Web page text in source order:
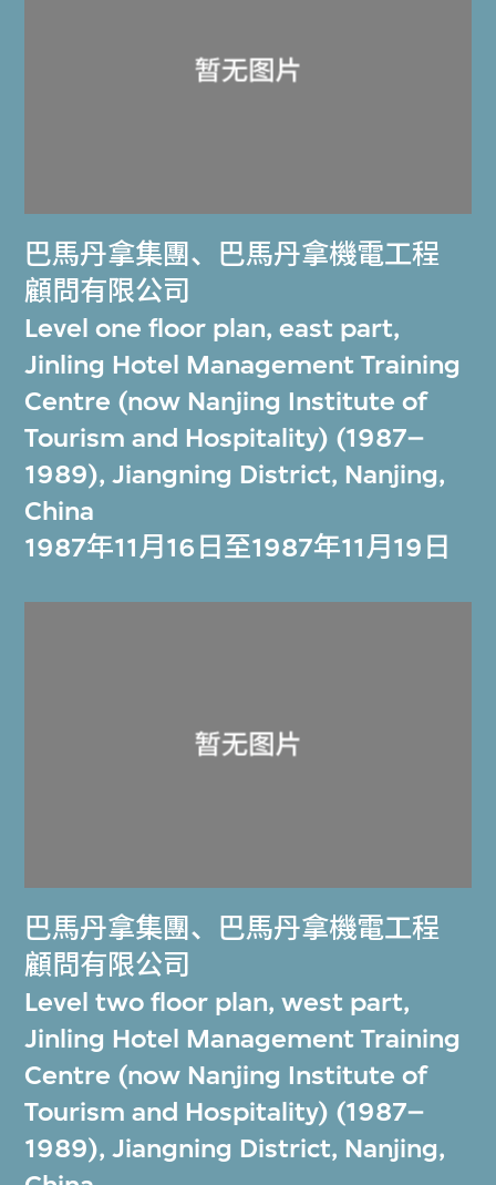
巴馬丹拿集團 、 巴馬丹拿機電工程
顧問有限公司
Level one floor plan, east part,
Jinling Hotel Management Training
Centre (now Nanjing Institute of
Tourism and Hospitality) (1987–
1989), Jiangning District, Nanjing,
China
1987年11月16日至1987年11月19日
巴馬丹拿集團 、 巴馬丹拿機電工程
顧問有限公司
Level two floor plan, west part,
Jinling Hotel Management Training
Centre (now Nanjing Institute of
Tourism and Hospitality) (1987–
1989), Jiangning District, Nanjing,